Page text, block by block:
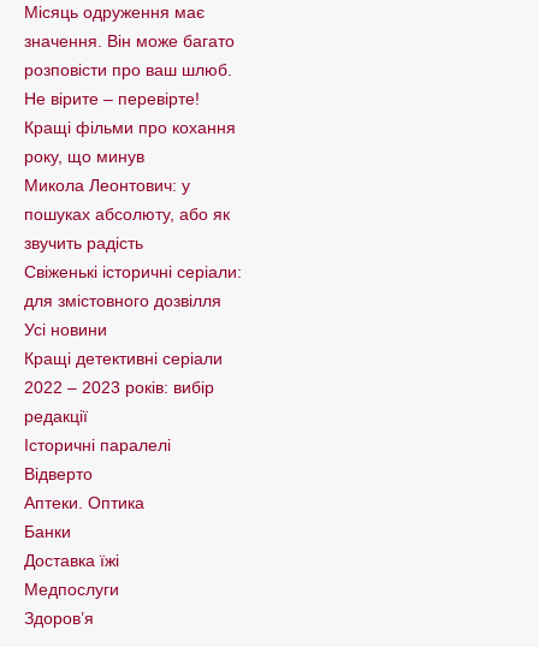
Місяць одруження має
значення. Він може багато
розповісти про ваш шлюб.
Не вірите – перевірте!
Кращі фільми про кохання
року, що минув
Микола Леонтович: у
пошуках абсолюту, або як
звучить радість
Свіженькі історичні серіали:
для змістовного дозвілля
Усі новини
Кращі детективні серіали
2022 – 2023 років: вибір
редакції
Історичні паралелі
Відверто
Аптеки. Оптика
Банки
Доставка їжі
Медпослуги
Здоров’я